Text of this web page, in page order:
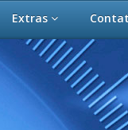
Extras